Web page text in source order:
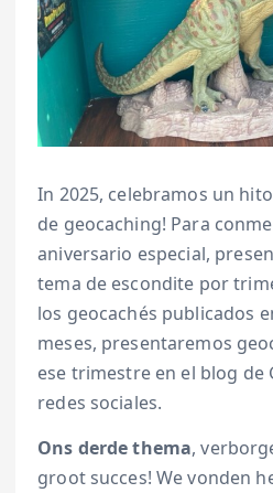
In 2025, celebramos un
de geocaching! Para
aniversario especial,
tema de escondite por
los geocachés publicados
meses, presentaremos
ese trimestre en el blog de
redes sociales.
Ons derde thema,
groot succes! We vonden